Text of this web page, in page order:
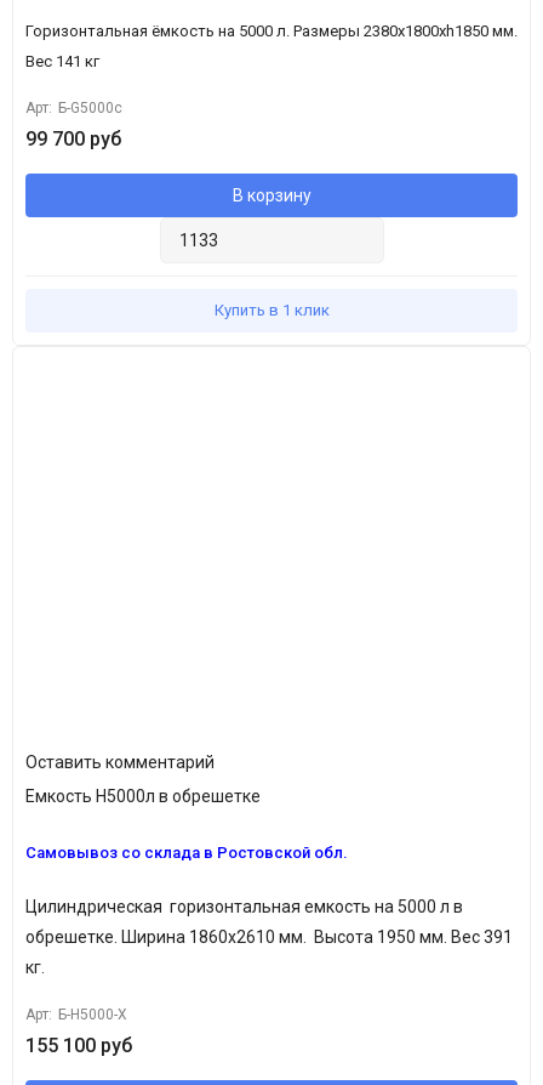
Описание ёмкости актуально для всех категорий покупателей, в
том числе для тех, кто ищет в поисковой системе данное
формулировкам запроса.
Горизонтальная ёмкость на 5000 л. Размеры 2380х1800хh1850 мм.
Вес 141 кг
Арт: Б-G5000с
99 700 руб
В корзину
Купить в 1 клик
Оставить комментарий
Емкость H5000л в обрешетке
Самовывоз со склада в Ростовской обл.
Цилиндрическая горизонтальная емкость на 5000 л в
обрешетке. Ширина 1860х2610 мм. Высота 1950 мм. Вес 391
кг.
Арт: Б-Н5000-Х
155 100 руб